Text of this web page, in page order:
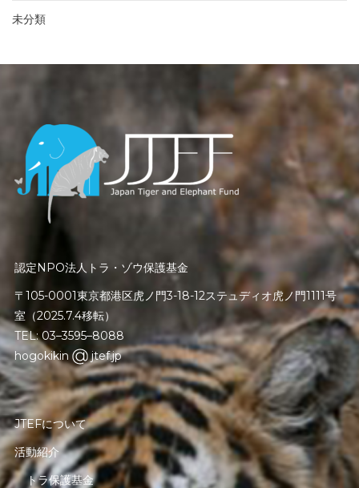
未分類
認定NPO法人トラ・ゾウ保護基金
〒105-0001東京都港区虎ノ門3-18-12ステュディオ虎ノ門1111号
室（2025.7.4移転）
TEL: 03–3595–8088
hogokikin
jtef.jp
JTEFについて
活動紹介
トラ保護基金